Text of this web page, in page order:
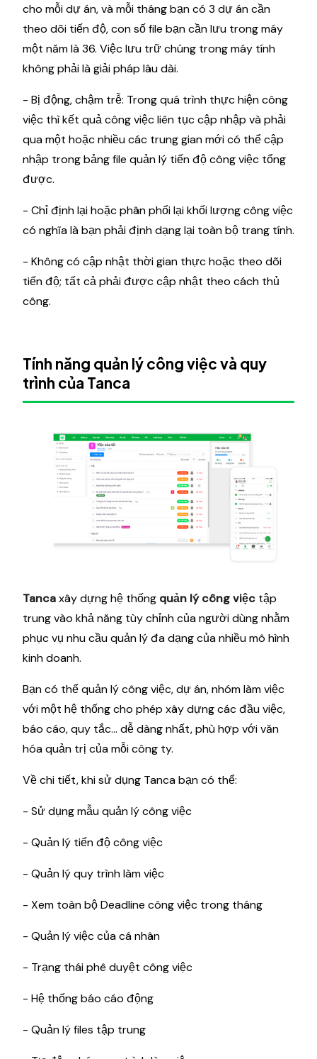
cho mỗi dự án, và mỗi tháng bạn có 3 dự án cần
theo dõi tiến độ, con số file bạn cần lưu trong máy
một năm là 36. Việc lưu trữ chúng trong máy tính
không phải là giải pháp lâu dài.
- Bị động, chậm trễ: Trong quá trình thực hiện công
việc thì kết quả công việc liên tục cập nhập và phải
qua một hoặc nhiều các trung gian mới có thể cập
nhập trong bảng file quản lý tiến độ công việc tổng
được.
- Chỉ định lại hoặc phân phối lại khối lượng công việc
có nghĩa là bạn phải định dạng lại toàn bộ trang tính.
- Không có cập nhật thời gian thực hoặc theo dõi
tiến độ; tất cả phải được cập nhật theo cách thủ
công.
Tính năng quản lý công việc và quy
trình của Tanca
Tancaxây dựng hệ thống quản lý công việc tập
trung vào khả năng tùy chỉnh của người dùng nhằm
phục vụ nhu cầu quản lý đa dạng của nhiều mô hình
kinh doanh.
Bạn có thể quản lý công việc, dự án, nhóm làm việc
với một hệ thống cho phép xây dựng các đầu việc,
báo cáo, quy tắc… dễ dàng nhất, phù hợp với văn
hóa quản trị của mỗi công ty.
Về chi tiết, khi sử dụng Tanca bạn có thể:
- Sử dụng mẫu quản lý công việc
- Quản lý tiến độ công việc
- Quản lý quy trình làm việc
- Xem toàn bộ Deadline công việc trong tháng
- Quản lý việc của cá nhân
- Trạng thái phê duyệt công việc
- Hệ thống báo cáo động
- Quản lý files tập trung